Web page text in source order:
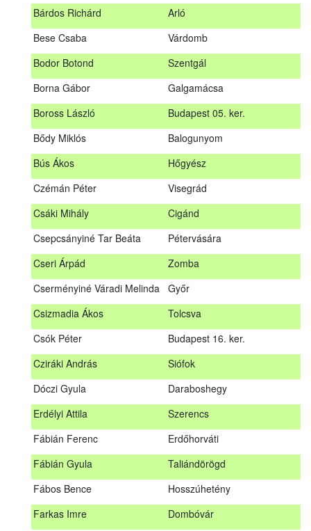
Bárdos Richárd
Arló
Bese Csaba
Várdomb
Bodor Botond
Szentgál
Borna Gábor
Galgamácsa
Boross László
Budapest 05. ker.
Bődy Miklós
Balogunyom
Bús Ákos
Hőgyész
Czémán Péter
Visegrád
Csáki Mihály
Cigánd
Csepcsányiné Tar Beáta
Pétervására
Cseri Árpád
Zomba
Cserményiné Váradi Melinda Győr
Csizmadia Ákos
Tolcsva
Csók Péter
Budapest 16. ker.
Cziráki András
Siófok
Dóczi Gyula
Daraboshegy
Erdélyi Attila
Szerencs
Fábián Ferenc
Erdőhorváti
Fábián Gyula
Taliándörögd
Fábos Bence
Hosszúhetény
Farkas Imre
Dombóvár
Tiszanána
Almamellék
Felsőtárkány
Balogh Máté
Baranyajenő
Arló
Várdomb
Bodor Botond
Szentgál
Boross László
Bődy Miklós
Bús Ákos
Hőgyész
Barcs
Cseri Árpád
Cserményiné Váradi Melinda
Csók Péter
Budapest 16. ker.
Daraboshegy